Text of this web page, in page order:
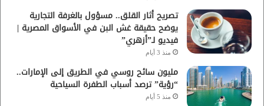
تصريح أثار القلق.. مسؤول بالغرفة التجارية
يوضح حقيقة غش البن في الأسواق المصرية |
فيديو لـ”أزهري”
منذ 3 أيام
مليون سائح روسي في الطريق إلى الإمارات..
“رؤية” ترصد أسباب الطفرة السياحية
منذ 5 أيام